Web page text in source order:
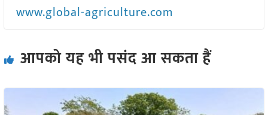
www.global-agriculture.com
आपको यह भी पसंद आ सकता हैं